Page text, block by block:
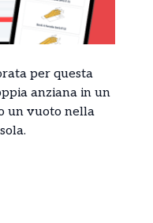
per questa
anziana in un
un vuoto nella